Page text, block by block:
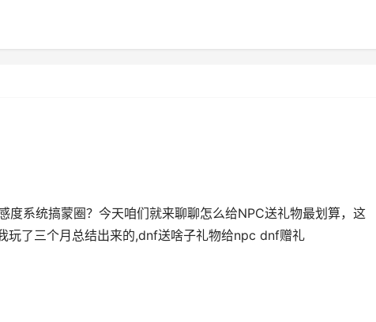
度系统搞蒙圈？今天咱们就来聊聊怎么给NPC送礼物最划算，这
玩了三个月总结出来的,dnf送啥子礼物给npc dnf赠礼